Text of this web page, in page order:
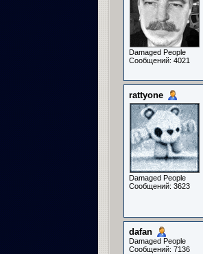
Damaged People
Сообщений: 4021
rattyone
Damaged People
Сообщений: 3623
dafan
Damaged People
Сообщений: 7136